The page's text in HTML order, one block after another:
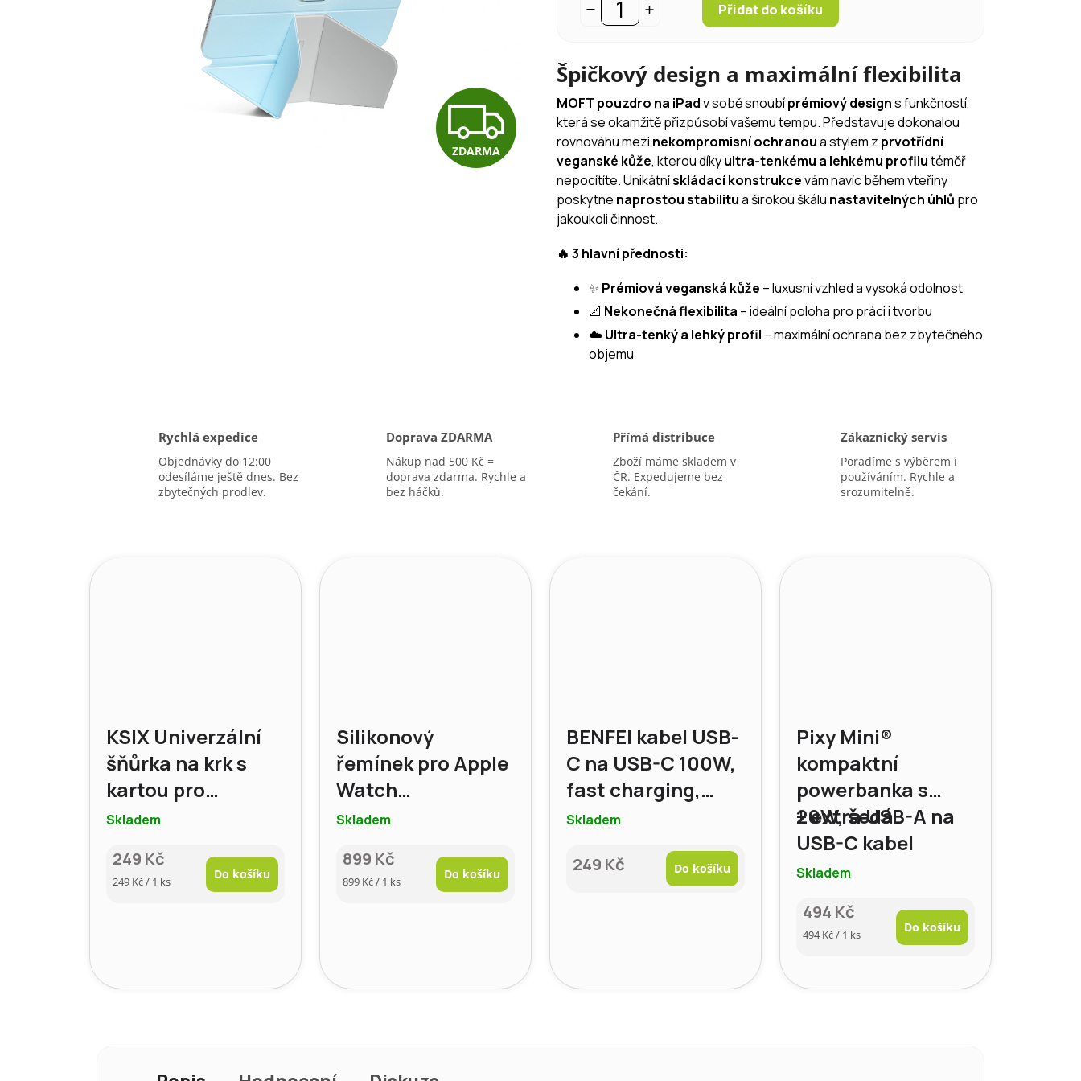
Z
D
ZDARMA
Přidat do košíku
Špičkový design a maximální flexibilita
MOFT pouzdro na iPadv sobě snoubíprémiový designs funkčností,
která se okamžitě přizpůsobí vašemu tempu. Představuje dokonalou
rovnováhu mezi nekompromisní ochranoua stylem z prvotřídní
veganské kůže, kterou díkyultra-tenkému a lehkému profilutéměř
nepocítíte. Unikátnískládací konstrukcevám navíc během vteřiny
poskytne naprostou stabilitua širokou škálu nastavitelných úhlů pro
jakoukoli činnost.
🔥 3 hlavní přednosti:
✨ Prémiová veganská kůže – luxusní vzhled a vysoká odolnost
📐 Nekonečná flexibilita – ideální poloha pro práci i tvorbu
☁️ Ultra-tenký a lehký profil – maximální ochrana bez zbytečného
objemu
Rychlá expedice
Objednávky do 12:00
odesíláme ještě dnes. Bez
zbytečných prodlev.
Doprava ZDARMA
Nákup nad 500 Kč =
doprava zdarma. Rychle a
bez háčků.
Přímá distribuce
Zboží máme skladem v
ČR. Expedujeme bez
čekání.
Zákaznický servis
Poradíme s výběrem i
používáním. Rychle a
srozumitelně.
KSIX Univerzální
šňůrka na krk s
kartou pro
smartphone,
Skladem
249 Kč
Měrná
249 Kč / 1 ks
Do košíku
Silikonový
řemínek pro Apple
Watch
44/45/46/49mm –
karamelová +
světle modrá
Skladem
899 Kč
Měrná
899 Kč / 1 ks
Do košíku
BENFEI kabel USB-
C na USB-C 100W,
fast charging,
délka 1 m
Skladem
249 Kč Do košíku
Pixy Mini®
kompaktní
powerbanka s
20W, šedá
+ extra USB-A na
USB-C kabel
Skladem
494 Kč
Měrná
494 Kč / 1 ks
Do košíku